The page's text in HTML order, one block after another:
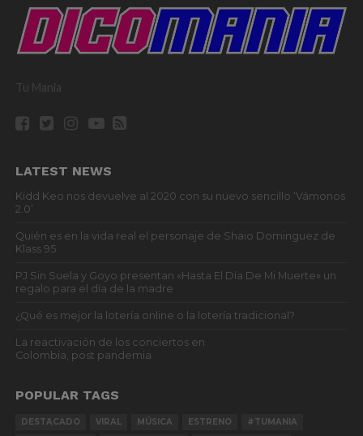
Tu Mania
LATEST NEWS
Kidd Keo nos devuelve al 2020 con su nuevo sencillo ‘Vámonos
2.0’
Quién es en la vida real el personaje de Shaio Dominguez de
Klass 95
PJ Sin Suela y Goyo presentan «Hasta El Día De Mi Muerte» un
regalo para el día de la madre
¿Qué es mejor la lotería online o la lotería tradicional?
La reactivación de los conciertos en
Colombia, post pandemia
POPULAR TAGS
DESTACADO VIRAL MÚSICA ESTRENO #TUMANIA